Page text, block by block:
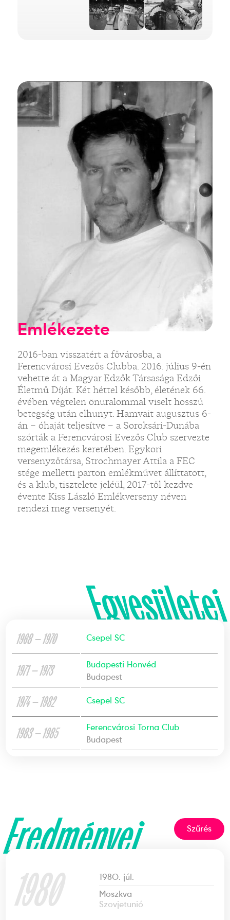
Emlékezete
2016-ban visszatért a fővárosba, a
Ferencvárosi Evezős Clubba. 2016. július 9-én
vehette át a Magyar Edzők Társasága Edzői
Életmű Díját. Két héttel később, életének 66.
évében végtelen önuralommal viselt hosszú
betegség után elhunyt. Hamvait augusztus 6-
án – óhaját teljesítve – a Soroksári-Dunába
szórták a Ferencvárosi Evezős Club szervezte
megemlékezés keretében. Egykori
versenyzőtársa, Strochmayer Attila a FEC
stége melletti parton emlékművet állíttatott,
és a klub, tisztelete jeléül, 2017-től kezdve
évente Kiss László Emlékverseny néven
rendezi meg versenyét.
Egyesületei
1968 — 1970 Csepel SC
1971 — 1973
Budapesti Honvéd
Budapest
1974 — 1982 Csepel SC
1983 — 1985
Ferencvárosi Torna Club
Budapest
Eredményei Szűrés
1980
1980. júl.
Moszkva
Szovjetunió